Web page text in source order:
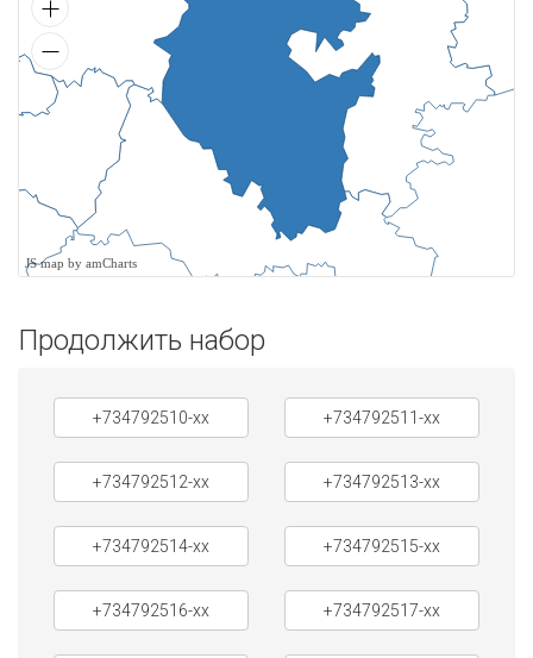
JS map by amCharts
Продолжить набор
+734792510-xx +734792511-xx
+734792512-xx +734792513-xx
+734792514-xx +734792515-xx
+734792516-xx +734792517-xx